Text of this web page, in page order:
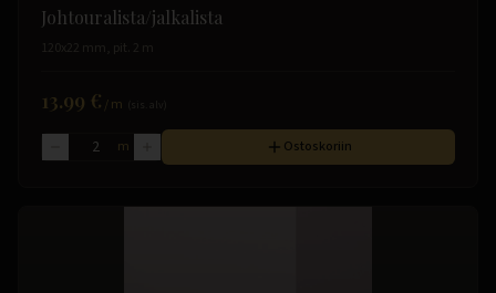
Johtouralista/jalkalista
120x22 mm, pit. 2 m
13.99 € /m
m Ostoskoriin